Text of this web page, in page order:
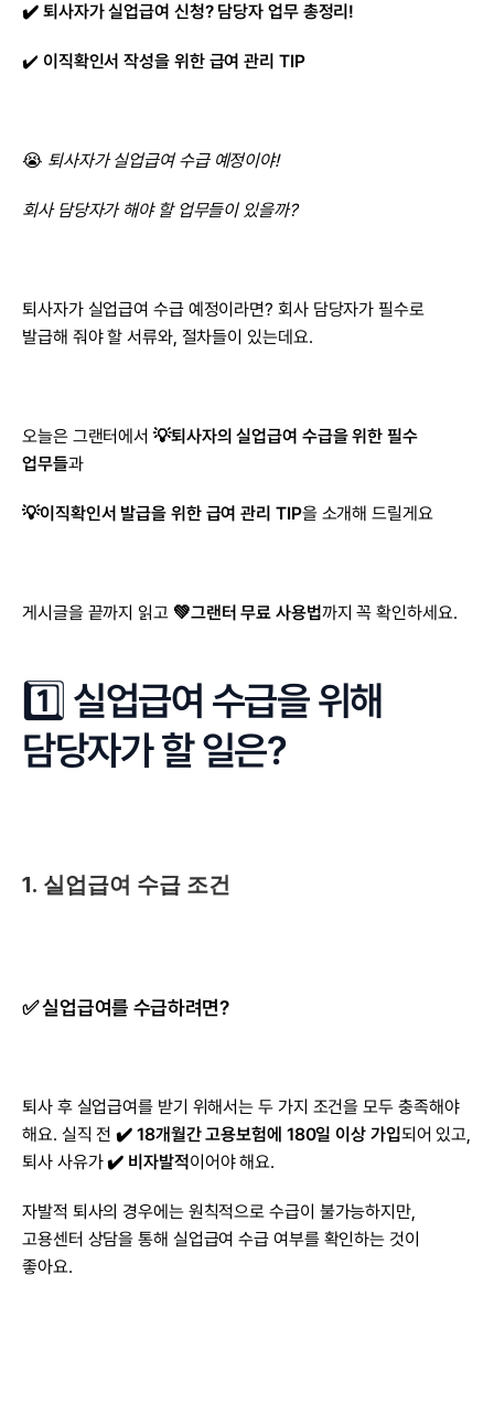
✔️ 퇴사자가 실업급여 신청? 담당자 업무 총정리!
✔️ 이직확인서 작성을 위한 급여 관리 TIP
😭 퇴사자가 실업급여 수급 예정이야!
회사 담당자가 해야 할 업무들이 있을까?
퇴사자가 실업급여 수급 예정이라면? 회사 담당자가 필수로
발급해 줘야 할 서류와, 절차들이 있는데요.
오늘은 그랜터에서 💡퇴사자의 실업급여 수급을 위한 필수
업무들과
💡이직확인서 발급을 위한 급여 관리 TIP을 소개해 드릴게요
게시글을 끝까지 읽고 💚그랜터 무료 사용법까지 꼭 확인하세요.
1️⃣ 실업급여 수급을 위해
담당자가 할 일은?
1. 실업급여 수급 조건
✅ 실업급여를 수급하려면?
퇴사 후 실업급여를 받기 위해서는 두 가지 조건을 모두 충족해야
해요. 실직 전 ✔️ 18개월간 고용보험에 180일 이상 가입되어 있고,
퇴사 사유가 ✔️ 비자발적이어야 해요.​
자발적 퇴사의 경우에는 원칙적으로 수급이 불가능하지만,
고용센터 상담을 통해 실업급여 수급 여부를 확인하는 것이
좋아요.